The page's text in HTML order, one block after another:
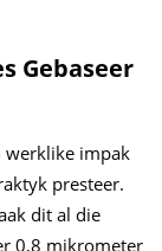
Gebaseer
werklike impak
presteer.
dit al die
0,8 mikrometer